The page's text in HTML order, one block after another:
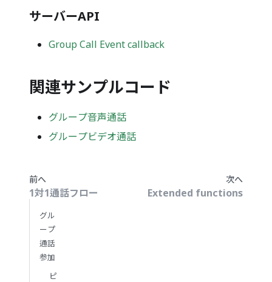
サーバーAPI
Group Call Event callback
関連サンプルコード
グループ音声通話
グループビデオ通話
前へ
1対1通話フロー
次へ
Extended functions
グル
ープ
通話
参加
ピ